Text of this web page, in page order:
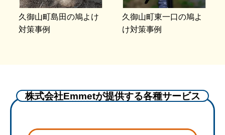
久御山町島田の鳩よけ
対策事例
久御山町東一口の鳩よ
け対策事例
株式会社Emmetが提供する各種サービス